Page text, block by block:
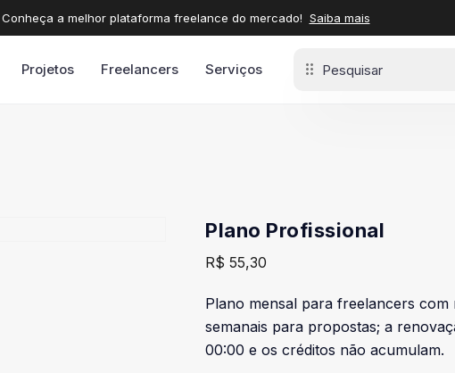
Conheça a melhor plataforma freelance do mercado! Saiba mais
Projetos Freelancers Serviços
Plano Profissional
R$ 55,30
Plano mensal para freelancers
semanais para propostas; a
00:00 e os créditos não acumulam.